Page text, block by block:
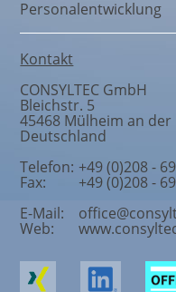
Personalentwicklung
Kontakt
CONSYLTEC GmbH
Bleichstr. 5
45468 Mülheim an der
Deutschland
Telefon: +49 (0)208 -
Fax:
+49 (0)208 -
E-Mail:
Web: